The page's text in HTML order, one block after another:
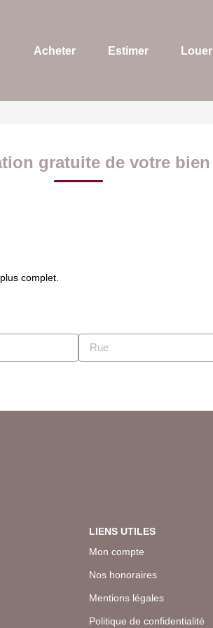
Acheter Estimer Louer
gratuite de votre bien
complet.
LIENS UTILES
Mon compte
Nos honoraires
Mentions légales
Politique de confidentialité